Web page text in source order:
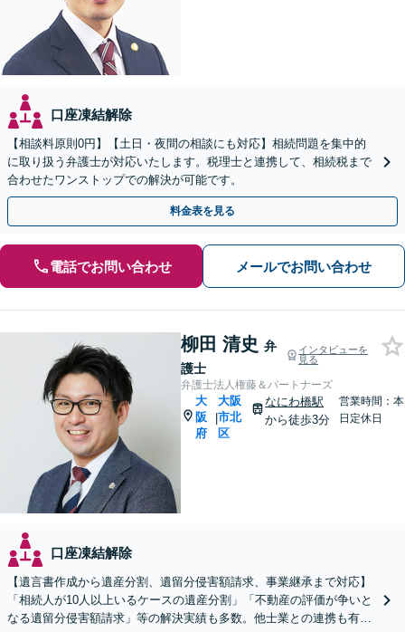
口座凍結解除
【相談料原則0円】【土日・夜間の相談にも対応】相続問題を集中的
に取り扱う弁護士が対応いたします。税理士と連携して、相続税まで
合わせたワンストップでの解決が可能です。
料金表を見る
電話でお問い合わせ メールでお問い合わせ
柳田 清史 弁
護士
インタビューを
見る
弁護士法人権藤＆パートナーズ
大
阪
府
|
大阪
市北
区
なにわ橋駅
から徒歩3分
営業時間：本
日定休日
口座凍結解除
【遺言書作成から遺産分割、遺留分侵害額請求、事業継承まで対応】
「相続人が10人以上いるケースの遺産分割」「不動産の評価が争いと
なる遺留分侵害額請求」等の解決実績も多数。他士業との連携も有。